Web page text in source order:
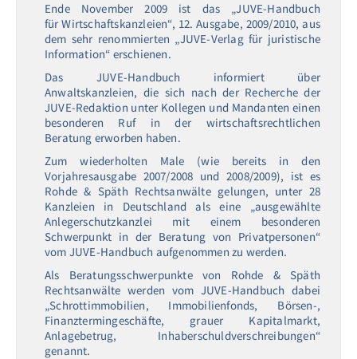
Ende November 2009 ist das „JUVE-Handbuch
für Wirtschaftskanzleien“, 12. Ausgabe, 2009/2010, aus
dem sehr renommierten „JUVE-Verlag für juristische
Information“ erschienen.
Das JUVE-Handbuch informiert über
Anwaltskanzleien, die sich nach der Recherche der
JUVE-Redaktion unter Kollegen und Mandanten einen
besonderen Ruf in der wirtschaftsrechtlichen
Beratung erworben haben.
Zum wiederholten Male (wie bereits in den
Vorjahresausgabe 2007/2008 und 2008/2009), ist es
Rohde & Späth Rechtsanwälte gelungen, unter 28
Kanzleien in Deutschland als eine „ausgewählte
Anlegerschutzkanzlei mit einem besonderen
Schwerpunkt in der Beratung von Privatpersonen“
vom JUVE-Handbuch aufgenommen zu werden.
Als Beratungsschwerpunkte von Rohde & Späth
Rechtsanwälte werden vom JUVE-Handbuch dabei
„Schrottimmobilien, Immobilienfonds, Börsen-,
Finanztermingeschäfte, grauer Kapitalmarkt,
Anlagebetrug, Inhaberschuldverschreibungen“
genannt.